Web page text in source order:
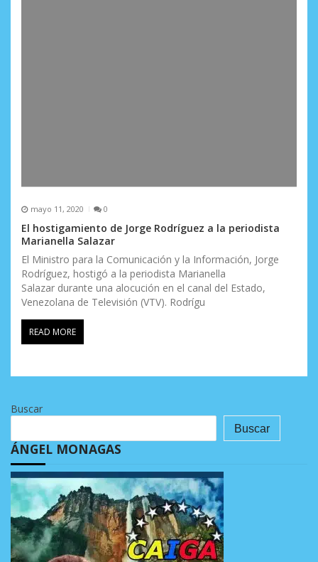
mayo 11, 2020 0
El hostigamiento de Jorge Rodríguez a la periodista
Marianella Salazar
El Ministro para la Comunicación y la Información, Jorge
Rodríguez, hostigó a la periodista Marianella
Salazar durante una alocución en el canal del Estado,
Venezolana de Televisión (VTV). Rodrígu
READ MORE
Buscar
Buscar
ÁNGEL MONAGAS